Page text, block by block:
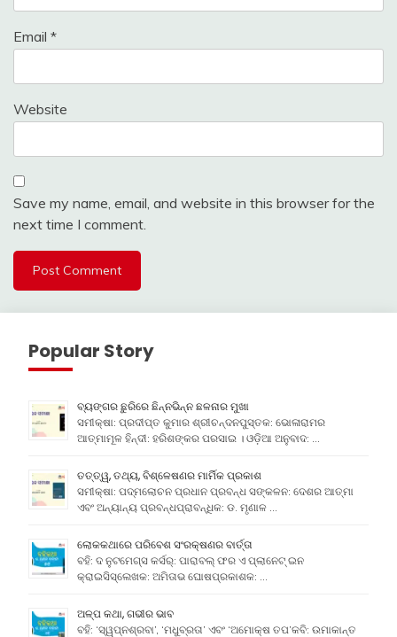
Email *
Website
Save my name, email, and website in this browser for the
next time I comment.
Popular Story
ବ୍ୟଙ୍ଗର ଛୁରିରେ ଛିନ୍ନଭିନ୍ନ ଛଳନାର ମୁଖା
ସମୀକ୍ଷା: ପ୍ରଦୀପ୍ତ କୁମାର ଶ୍ରୀଚନ୍ଦନପୁସ୍ତକ: ଭୋଳାରାମର
ଆତ୍ମାମୂଳ ହିନ୍ଦୀ: ହରିଶଙ୍କର ପରସାଇ । ଓଡ଼ିଆ ଅନୁବାଦ: …
ତତ୍ତ୍ୱ, ତଥ୍ୟ, ବିଶ୍ଳେଷଣର ମାର୍ମିକ ପ୍ରକାଶ
ସମୀକ୍ଷା: ପଦ୍ମଲୋଚନ ପ୍ରଧାନ ପ୍ରବନ୍ଧ ସଙ୍କଳନ: ଦେଶର ଆତ୍ମା
ଏବଂ ଅନ୍ୟାନ୍ୟ ପ୍ରବନ୍ଧପ୍ରାବନ୍ଧିକ: ଡ. ମୃଣାଳ …
ଲୋକକଥାରେ ପରିବେଶ ସଂରକ୍ଷଣର ବାର୍ତ୍ତା
ବହି: ଦ ନୁଟମେଗ୍ସ କର୍ସର୍: ପାରାବଲ୍ ଫର ଏ ପ୍ଲାନେଟ୍ ଇନ
କ୍ରାଇସିସ୍ଲେଖକ: ଅମିତାଭ ଘୋଷପ୍ରକାଶକ: …
ଅଳ୍ପ କଥା, ଗଭୀର ଭାବ
ବହି: ‘ସ୍ୱପ୍ନଶ୍ରବା’, ‘ମଧୁବ୍ରତା’ ଏବଂ ‘ଅମୋକ୍ଷ ତପ’କବି: ଉମାକାନ୍ତ